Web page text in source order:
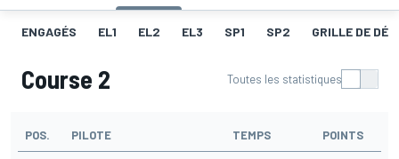
ENGAGÉS EL1 EL2 EL3 SP1 SP2 GRILLE DE
Course 2 Toutes les statistiques
POS. PILOTE TEMPS POINTS